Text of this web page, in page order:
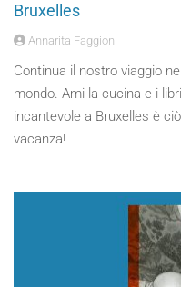
Bruxelles
Annarita Faggioni
Continua il nostro viaggio
mondo. Ami la cucina e i
incantevole a Bruxelles è
vacanza!